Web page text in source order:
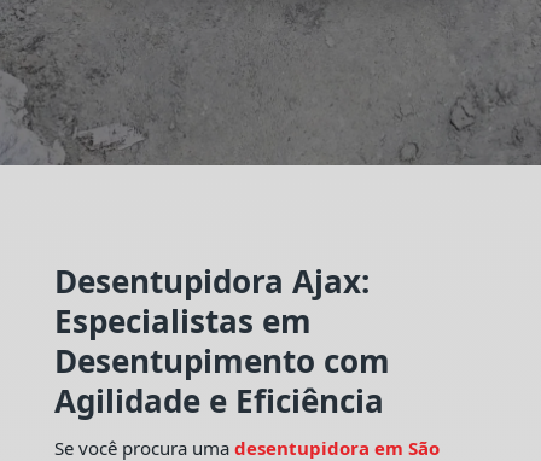
Desentupidora Ajax:
Especialistas em
Desentupimento com
Agilidade e Eficiência
Se você procura uma desentupidora em São